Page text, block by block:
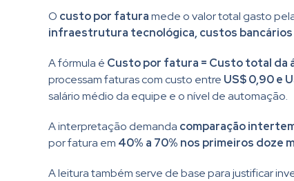
O custo por faturamede o valor total gasto
infraestrutura tecnológica, custos
A fórmula é Custo por fatura = Custo total da
processam faturas com custo entre US$ 0,90 e
salário médio da equipe e o nível de automação.
A interpretação demanda comparação
por fatura em 40% a 70% nos primeiros doze
A leitura também serve de base para justificar